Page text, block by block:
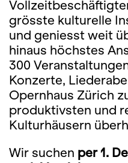
grösste kulturelle
und geniesst weit
hinaus höchstes
300
Konzerte,
Opernhaus Zürich
produktivsten und
Kulturhäusern
Wir suchen per 1.